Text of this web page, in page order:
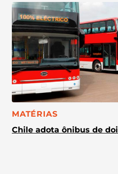
CATEGORIA:
MATÉRIAS
Chile adota ônibus de